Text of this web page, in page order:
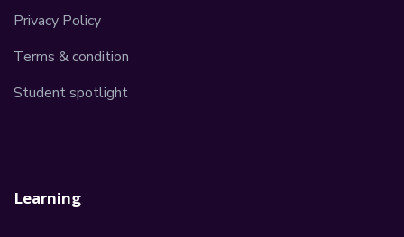
Privacy Policy
Terms & condition
Student spotlight
Learning